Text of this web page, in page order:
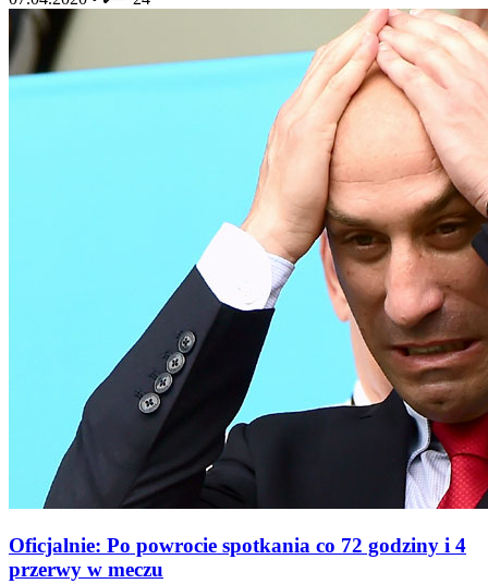
Oficjalnie: Po powrocie spotkania co 72 godziny i 4
przerwy w meczu